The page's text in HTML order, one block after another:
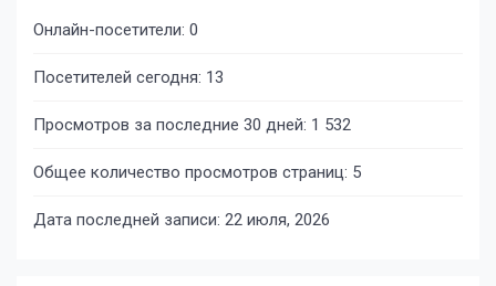
Онлайн-посетители: 0
Посетителей сегодня: 13
Просмотров за последние 30 дней: 1 532
Общее количество просмотров страниц: 5
Дата последней записи: 22 июля, 2026